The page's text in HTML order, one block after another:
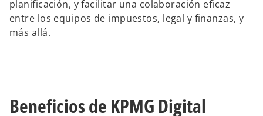
planificación, y facilitar una colaboración eficaz
entre los equipos de impuestos, legal y finanzas, y
más allá.
Beneficios de KPMG Digital